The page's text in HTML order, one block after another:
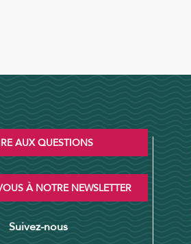
AUX QUESTIONS
À NOTRE NEWSLETTER
Suivez-nous